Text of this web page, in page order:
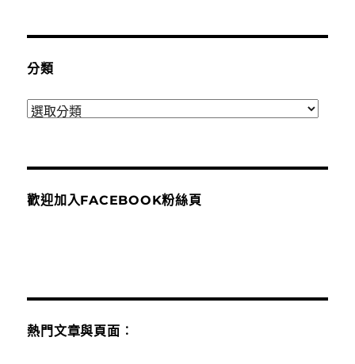
分類
分
歡迎加入FACEBOOK粉絲頁
熱門文章與頁面︰